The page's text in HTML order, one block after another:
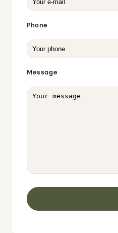
Phone
Message